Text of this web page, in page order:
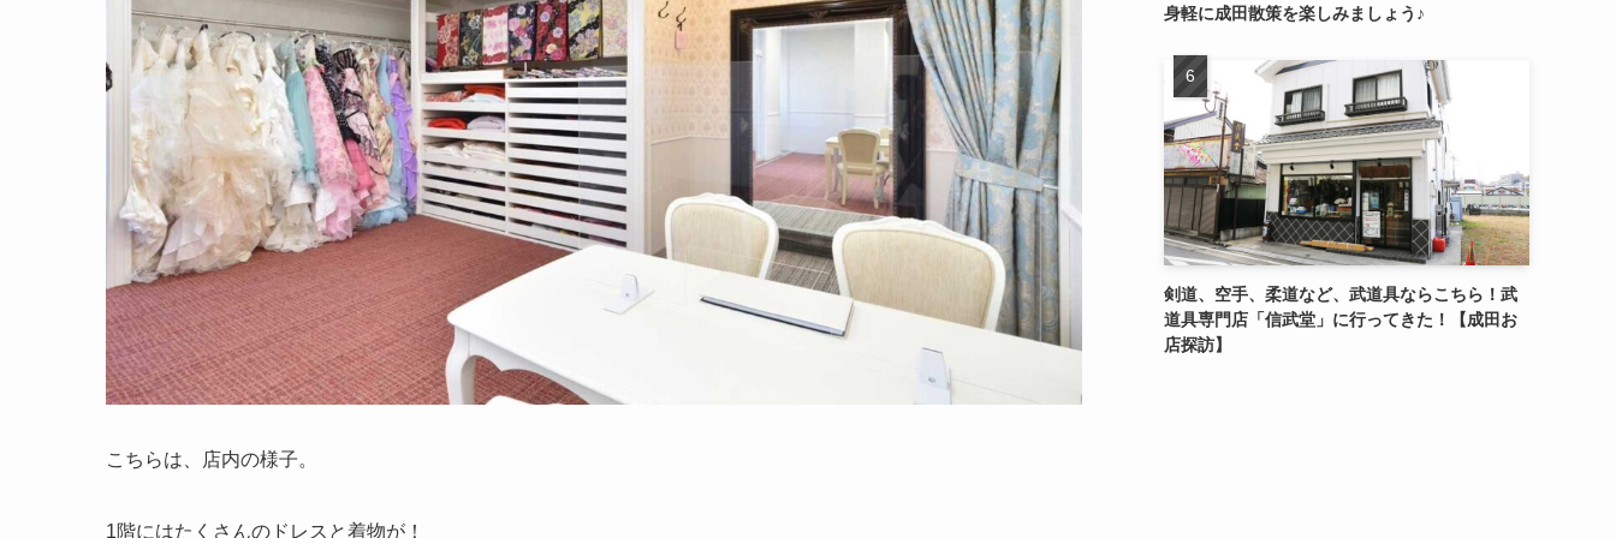
こちらは、店内の様子。
1階にはたくさんのドレスと着物が！
身軽に成田散策を楽しみましょう♪
剣道、空手、柔道など、武道具ならこちら！武
道具専門店「信武堂」に行ってきた！【成田お
店探訪】